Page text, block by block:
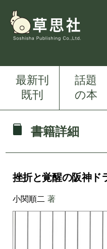
最新刊
既刊
話題
の本
書籍詳細
挫折と覚醒の阪神ド
小関順二著